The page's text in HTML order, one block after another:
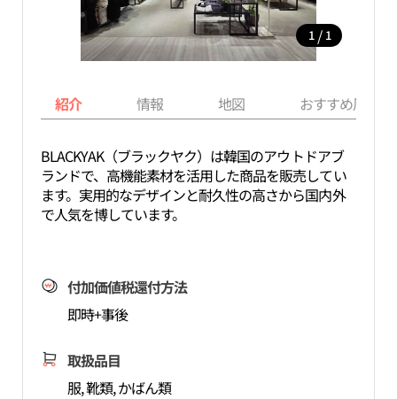
1 / 1
紹介 情報 地図 おすすめ周辺
BLACKYAK（ブラックヤク）は韓国のアウトドアブ
ランドで、高機能素材を活用した商品を販売してい
ます。実用的なデザインと耐久性の高さから国内外
で人気を博しています。
付加価値税還付方法
即時+事後
取扱品目
服, 靴類, かばん類